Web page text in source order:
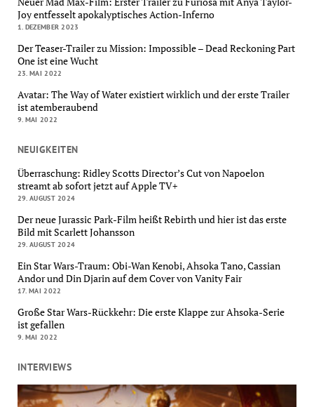
Joy entfesselt apokalyptisches Action-Inferno
1. DEZEMBER 2023
Der Teaser-Trailer zu Mission: Impossible – Dead Reckoning Part
One ist eine Wucht
23. MAI 2022
Avatar: The Way of Water existiert wirklich und der erste Trailer
ist atemberaubend
9. MAI 2022
NEUIGKEITEN
Überraschung: Ridley Scotts Director’s Cut von Napoelon
streamt ab sofort jetzt auf Apple TV+
29. AUGUST 2024
Der neue Jurassic Park-Film heißt Rebirth und hier ist das erste
Bild mit Scarlett Johansson
29. AUGUST 2024
Ein Star Wars-Traum: Obi-Wan Kenobi, Ahsoka Tano, Cassian
Andor und Din Djarin auf dem Cover von Vanity Fair
17. MAI 2022
Große Star Wars-Rückkehr: Die erste Klappe zur Ahsoka-Serie
ist gefallen
9. MAI 2022
INTERVIEWS